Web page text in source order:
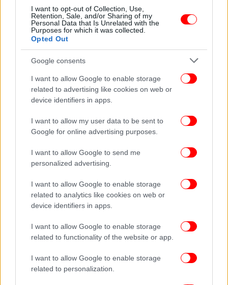
I want to opt-out of Collection, Use,
Retention, Sale, and/or Sharing of my
Personal Data that Is Unrelated with the
Purposes for which it was collected.
Opted Out
Google consents
I want to allow Google to enable storage
related to advertising like cookies on web or
device identifiers in apps.
I want to allow my user data to be sent to
Google for online advertising purposes.
I want to allow Google to send me
personalized advertising.
I want to allow Google to enable storage
related to analytics like cookies on web or
device identifiers in apps.
I want to allow Google to enable storage
related to functionality of the website or app.
I want to allow Google to enable storage
related to personalization.
Βρετανίδα τουρίστρια τραυματίστηκε σοβαρά στη
Σκιάθο -Έπεσε από ύψος δύο μέτρων
ΕΛΛΑΔΑ 16/05/2026 21:43
Σκιάθος: Αυτοκίνητο έπεσε σε είσοδο
ξενοδοχείου -Τραυματίστηκε ζευγάρι,
μεταφέρθηκε στην Αθήνα με C-130 [βίντεο]